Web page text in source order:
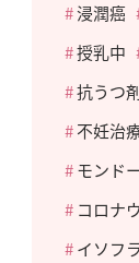
浸潤癌
授乳中
抗うつ
不妊治
モンド
コロナ
イソフ